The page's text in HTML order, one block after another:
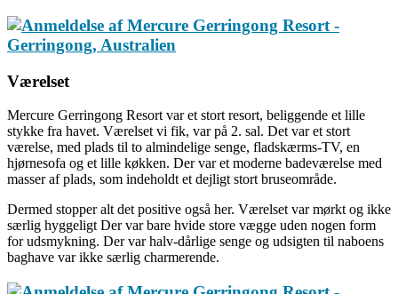
Værelset
Mercure Gerringong Resort var et stort resort, beliggende et lille
stykke fra havet. Værelset vi fik, var på 2. sal. Det var et stort
værelse, med plads til to almindelige senge, fladskærms-TV, en
hjørnesofa og et lille køkken. Der var et moderne badeværelse med
masser af plads, som indeholdt et dejligt stort bruseområde.
Dermed stopper alt det positive også her. Værelset var mørkt og ikke
særlig hyggeligt Der var bare hvide store vægge uden nogen form
for udsmykning. Der var halv-dårlige senge og udsigten til naboens
baghave var ikke særlig charmerende.